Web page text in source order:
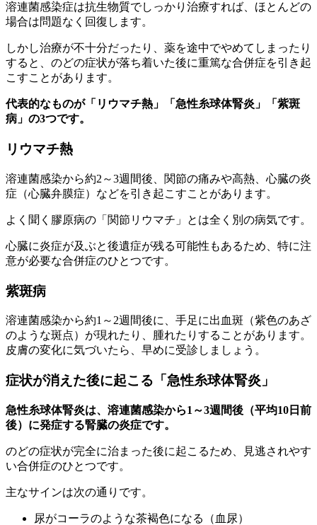
溶連菌感染症は抗生物質でしっかり治療すれば、ほとんどの
場合は問題なく回復します。
しかし治療が不十分だったり、薬を途中でやめてしまったり
すると、のどの症状が落ち着いた後に重篤な合併症を引き起
こすことがあります。
代表的なものが「リウマチ熱」「急性糸球体腎炎」「紫斑
病」の3つです。
リウマチ熱
溶連菌感染から約2～3週間後、関節の痛みや高熱、心臓の炎
症（心臓弁膜症）などを引き起こすことがあります。
よく聞く膠原病の「関節リウマチ」とは全く別の病気です。
心臓に炎症が及ぶと後遺症が残る可能性もあるため、特に注
意が必要な合併症のひとつです。
紫斑病
溶連菌感染から約1～2週間後に、手足に出血斑（紫色のあざ
のような斑点）が現れたり、腫れたりすることがあります。
皮膚の変化に気づいたら、早めに受診しましょう。
症状が消えた後に起こる「急性糸球体腎炎」
急性糸球体腎炎は、溶連菌感染から1～3週間後（平均10日前
後）に発症する腎臓の炎症です。
のどの症状が完全に治まった後に起こるため、見逃されやす
い合併症のひとつです。
主なサインは次の通りです。
尿がコーラのような茶褐色になる（血尿）